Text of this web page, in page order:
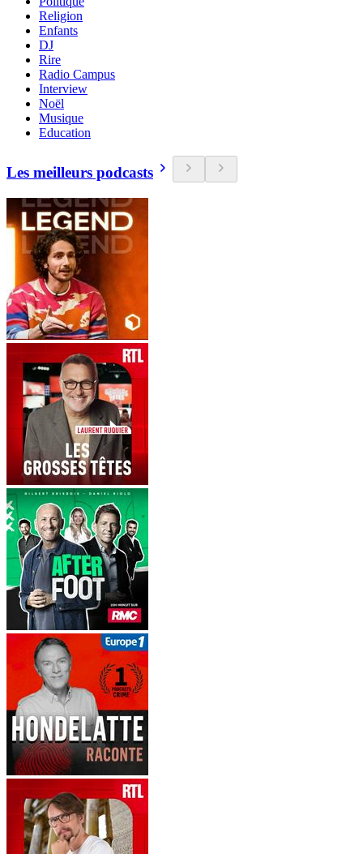
Religion
Enfants
DJ
Rire
Radio Campus
Interview
Noël
Musique
Education
Les meilleurs podcasts